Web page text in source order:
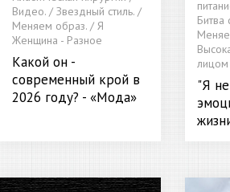
Видео. / Звездный стиль. /
Меняем образ. / Я
Женщина - Разное
Какой он -
современный крой в
2026 году? - «Мода»
Битва
лицом
"Я